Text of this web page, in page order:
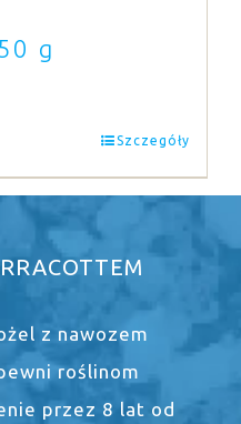
g
Szczegóły
z nawozem
roślinom
przez 8 lat od